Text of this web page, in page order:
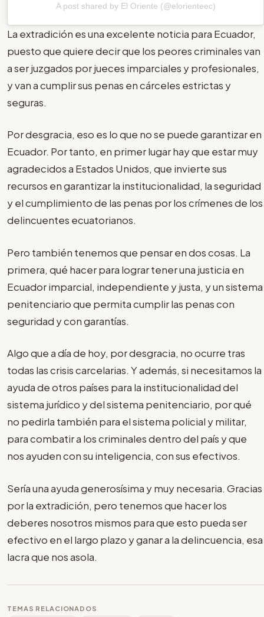
A post shared by El Oriente (@elorienteec)
La extradición es una excelente noticia para Ecuador,
puesto que quiere decir que los peores criminales van
a ser juzgados por jueces imparciales y profesionales,
y van a cumplir sus penas en cárceles estrictas y
seguras.
Por desgracia, eso es lo que no se puede garantizar en
Ecuador. Por tanto, en primer lugar hay que estar muy
agradecidos a Estados Unidos, que invierte sus
recursos en garantizar la institucionalidad, la seguridad
y el cumplimiento de las penas por los crímenes de los
delincuentes ecuatorianos.
Pero también tenemos que pensar en dos cosas. La
primera, qué hacer para lograr tener una justicia en
Ecuador imparcial, independiente y justa, y un sistema
penitenciario que permita cumplir las penas con
seguridad y con garantías.
Algo que a día de hoy, por desgracia, no ocurre tras
todas las crisis carcelarias. Y además, si necesitamos la
ayuda de otros países para la institucionalidad del
sistema jurídico y del sistema penitenciario, por qué
no pedirla también para el sistema policial y militar,
para combatir a los criminales dentro del país y que
nos ayuden con su inteligencia, con sus efectivos.
Sería una ayuda generosísima y muy necesaria. Gracias
por la extradición, pero tenemos que hacer los
deberes nosotros mismos para que esto pueda ser
efectivo en el largo plazo y ganar a la delincuencia, esa
lacra que nos asola.
TEMAS RELACIONADOS